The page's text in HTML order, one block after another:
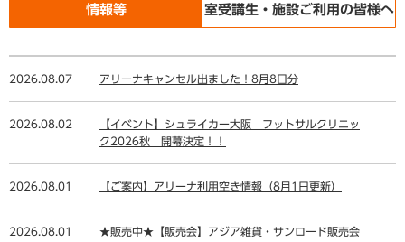
情報等
室受講生・施設ご利用の皆様へ
2026.08.07 アリーナキャンセル出ました！8月8日分
2026.08.02
【イベント】シュライカー大阪 フットサルクリニッ
ク2026秋 開幕決定！！
2026.08.01 【ご案内】アリーナ利用空き情報（8月1日更新）
2026.08.01
★販売中★【販売会】アジア雑貨・サンロード販売会